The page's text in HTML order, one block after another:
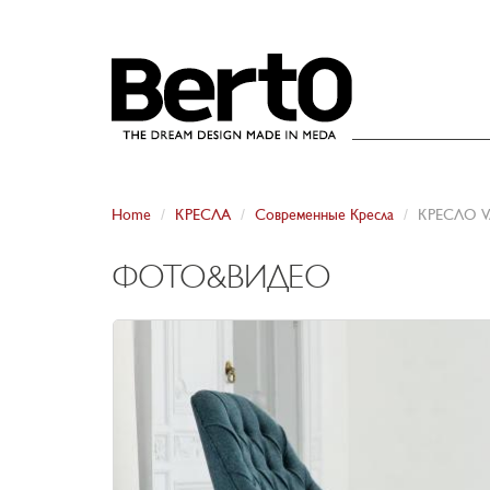
Home КРЕСЛА Сoвpеменные Кpесла КРЕСЛО
ФОТО&ВИДЕО